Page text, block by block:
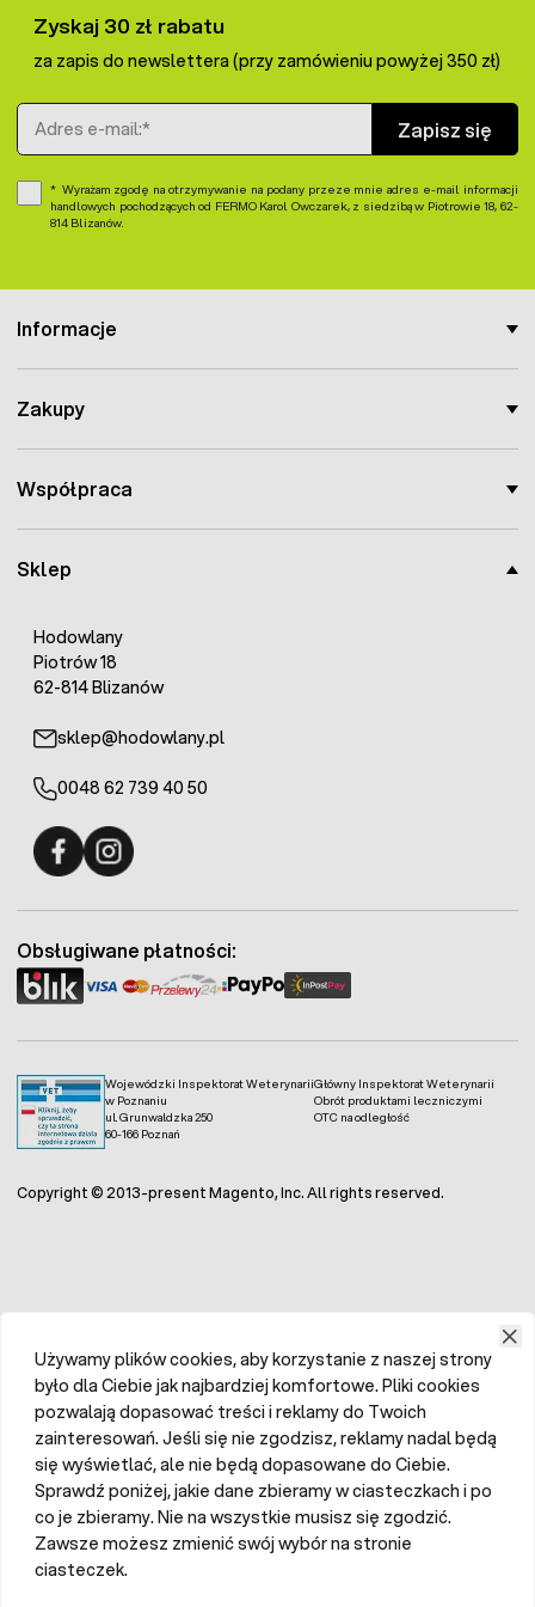
Gwarancja:2 lata!
W zestawie instrukcja podłącznia, gwarancja i deklaracja
Sklep
Hodowlany
Piotrów 18
62-814 Blizanów
sklep@hodowlany.pl
0048 62 739 40 50
Informacje
Zakupy
Współpraca
Zyskaj 30 zł rabatu
za zapis do newslettera (przy zamówieniu powyżej 350 zł)
Adres e-mail
Zapisz się
Wyrażam zgodę na otrzymywanie na podany przeze mnie adres e-mail informacji
handlowych pochodzących od FERMO Karol Owczarek, z siedzibą w Piotrowie 18, 62-
814 Blizanów.
Wojewódzki Inspektorat Weterynarii
w Poznaniu
ul. Grunwaldzka 250
60-166 Poznań
Główny Inspektorat Weterynarii
Obrót produktami leczniczymi
OTC na odległość
Obsługiwane płatności:
Copyright © 2013-present Magento, Inc. All rights reserved.
Używamy plików cookies, aby korzystanie z naszej strony
było dla Ciebie jak najbardziej komfortowe. Pliki cookies
pozwalają dopasować treści i reklamy do Twoich
zainteresowań. Jeśli się nie zgodzisz, reklamy nadal będą
się wyświetlać, ale nie będą dopasowane do Ciebie.
Sprawdź poniżej, jakie dane zbieramy w ciasteczkach i po
co je zbieramy. Nie na wszystkie musisz się zgodzić.
Zawsze możesz zmienić swój wybór na stronie
ciasteczek.